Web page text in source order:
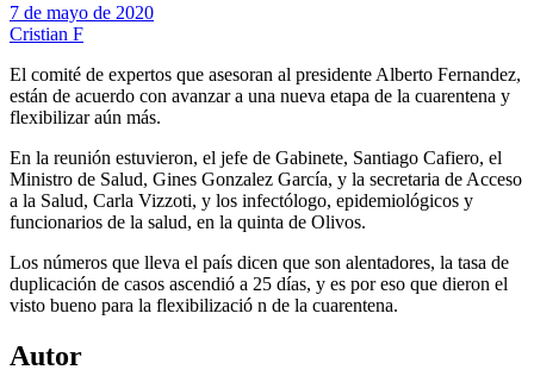
7 de mayo de 2020
Cristian F
El comité de expertos que asesoran al presidente Alberto Fernandez,
están de acuerdo con avanzar a una nueva etapa de la cuarentena y
flexibilizar aún más.
En la reunión estuvieron, el jefe de Gabinete, Santiago Cafiero, el
Ministro de Salud, Gines Gonzalez García, y la secretaria de Acceso
a la Salud, Carla Vizzoti, y los infectólogo, epidemiológicos y
funcionarios de la salud, en la quinta de Olivos.
Los números que lleva el país dicen que son alentadores, la tasa de
duplicación de casos ascendió a 25 días, y es por eso que dieron el
visto bueno para la flexibilizació n de la cuarentena.
Autor